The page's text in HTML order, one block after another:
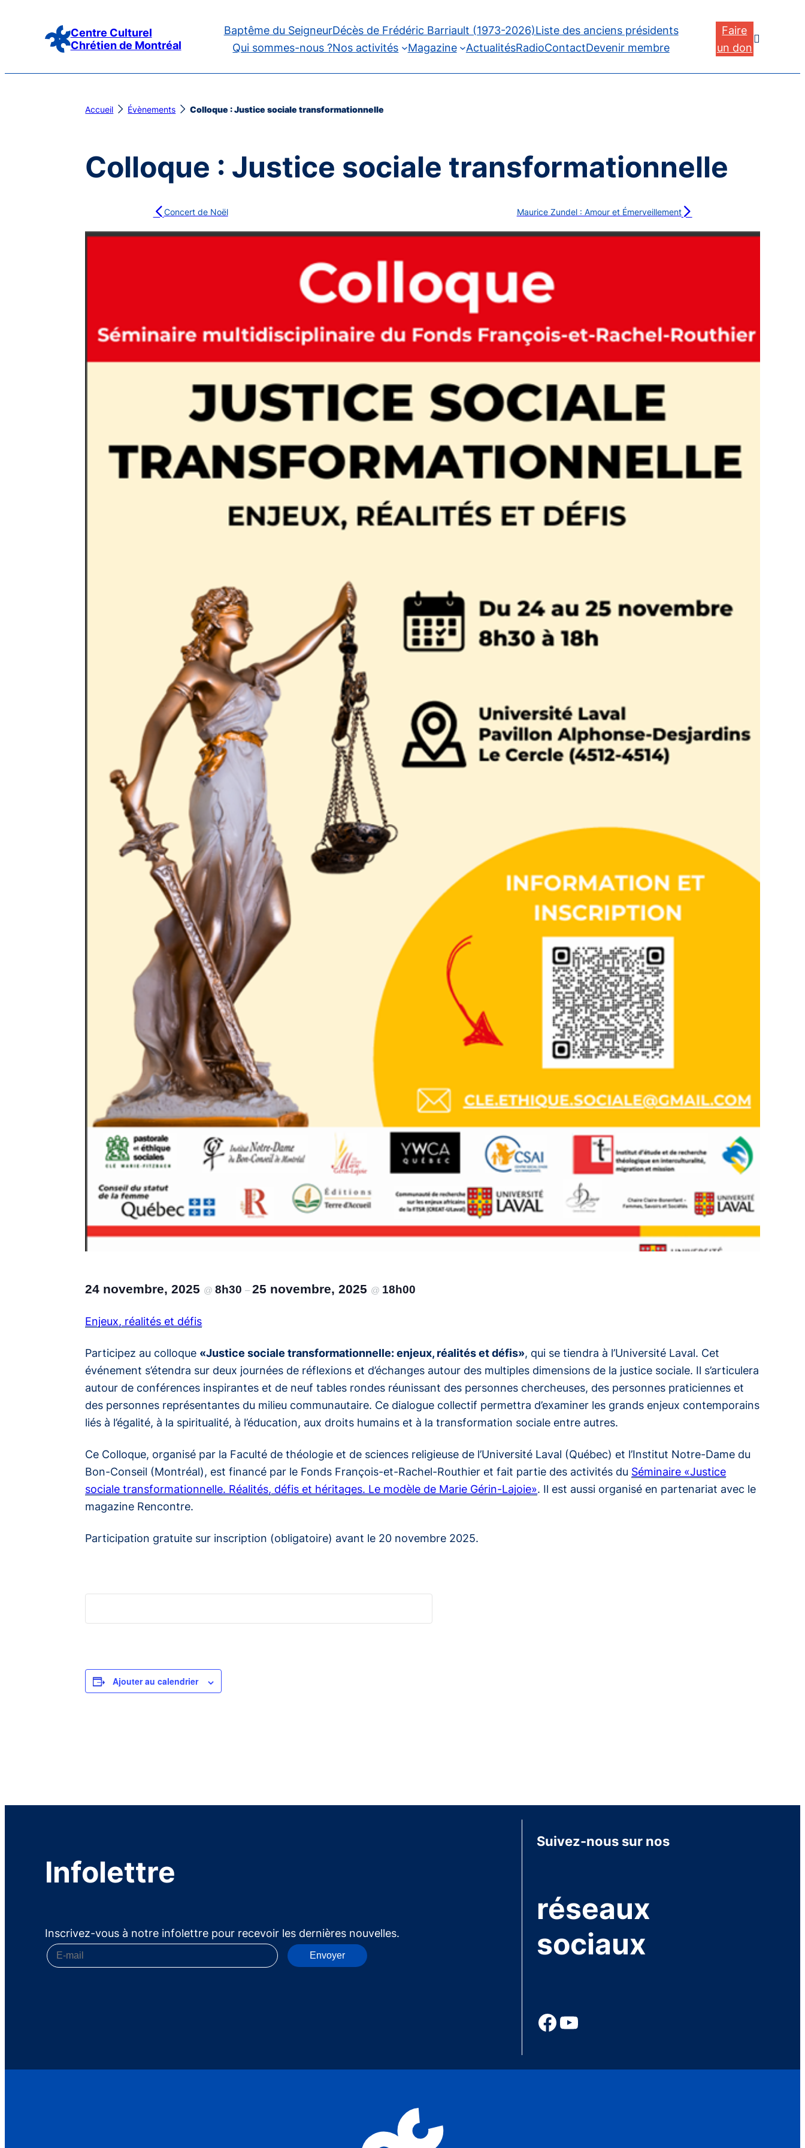
Centre Culturel
Chrétien de Montréal
Baptême du SeigneurDécès de Frédéric Barriault (1973-2026)Liste des anciens présidents
Qui sommes-nous ?Nos activités Magazine ActualitésRadioContactDevenir membre
Faire
un don

Accueil Évènements Colloque : Justice sociale transformationnelle
Colloque : Justice sociale transformationnelle
Maurice Zundel : Amour et Émerveillement
Concert de Noël
24 novembre, 2025 @8h30–25 novembre, 2025 @ 18h00
Enjeux, réalités et défis
Participez au colloque «Justice sociale transformationnelle: enjeux, réalités et défis», qui se tiendra à l’Université Laval. Cet
événement s’étendra sur deux journées de réflexions et d’échanges autour des multiples dimensions de la justice sociale. Il s’articulera
autour de conférences inspirantes et de neuf tables rondes réunissant des personnes chercheuses, des personnes praticiennes et
des personnes représentantes du milieu communautaire. Ce dialogue collectif permettra d’examiner les grands enjeux contemporains
liés à l’égalité, à la spiritualité, à l’éducation, aux droits humains et à la transformation sociale entre autres.
Ce Colloque, organisé par la Faculté de théologie et de sciences religieuse de l’Université Laval (Québec) et l’Institut Notre-Dame du
Bon-Conseil (Montréal), est financé par le Fonds François-et-Rachel-Routhier et fait partie des activités du Séminaire «Justice
sociale transformationnelle. Réalités, défis et héritages. Le modèle de Marie Gérin-Lajoie». Il est aussi organisé en partenariat avec le
magazine Rencontre.
Participation gratuite sur inscription (obligatoire) avant le 20 novembre 2025.
Ajouter au calendrier
Infolettre
Inscrivez-vous à notre infolettre pour recevoir les dernières nouvelles.
Envoyer
Suivez-nous sur nos
réseaux
sociaux